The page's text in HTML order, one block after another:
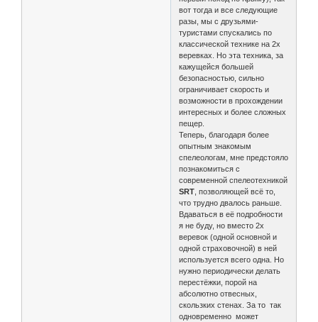
вот тогда и все следующие
разы, мы с друзьями-
туристами спускались по
классической технике на 2х
веревках. Но эта техника, за
кажущейся большей
безопасностью, сильно
ограничивает скорость и
возможности в прохождении
интересных и более сложных
пещер.
Теперь, благодаря более
опытным знакомым
спелеологам, мне предстояло
познакомиться с
современной спелеотехникой
SRT , позволяющей всё то,
что трудно двалось раньше.
Вдаваться в её подробности
я не буду, но вместо 2х
веревок (одной основной и
одной страховочной) в ней
используется всего одна. Но
нужно периодически делать
перестёжки, порой на
абсолютно отвесных,
скользких стенах. За то так
одновременно может